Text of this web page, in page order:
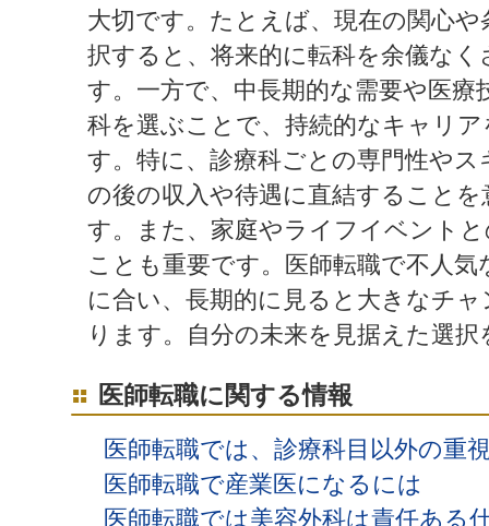
大切です。たとえば、現在の関心
択すると、将来的に転科を余儀な
す。一方で、中長期的な需要や医療
科を選ぶことで、持続的なキャリ
す。特に、診療科ごとの専門性や
の後の収入や待遇に直結すること
す。また、家庭やライフイベント
ことも重要です。医師転職で不人気
に合い、長期的に見ると大きなチ
ります。自分の未来を見据えた選
医師転職に関する情報
医師転職では、診療科目以外の重
医師転職で産業医になるには
医師転職では美容外科は責任ある